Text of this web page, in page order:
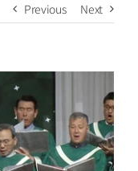
Previous Next